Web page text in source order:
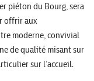
piéton du Bourg, sera
offrir aux
moderne, convivial
de qualité misant sur
sur l’accueil.